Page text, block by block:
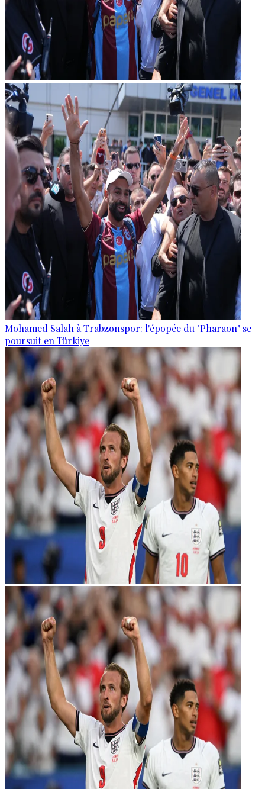
Mohamed Salah à Trabzonspor: l'épopée du "Pharaon" se
poursuit en Türkiye